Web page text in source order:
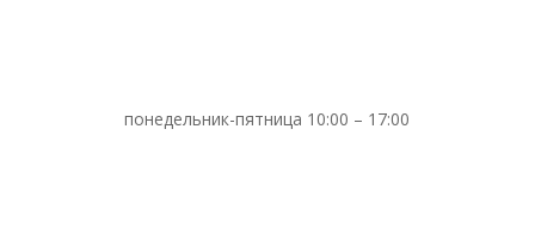
понедельник-пятница 10:00 – 17:00